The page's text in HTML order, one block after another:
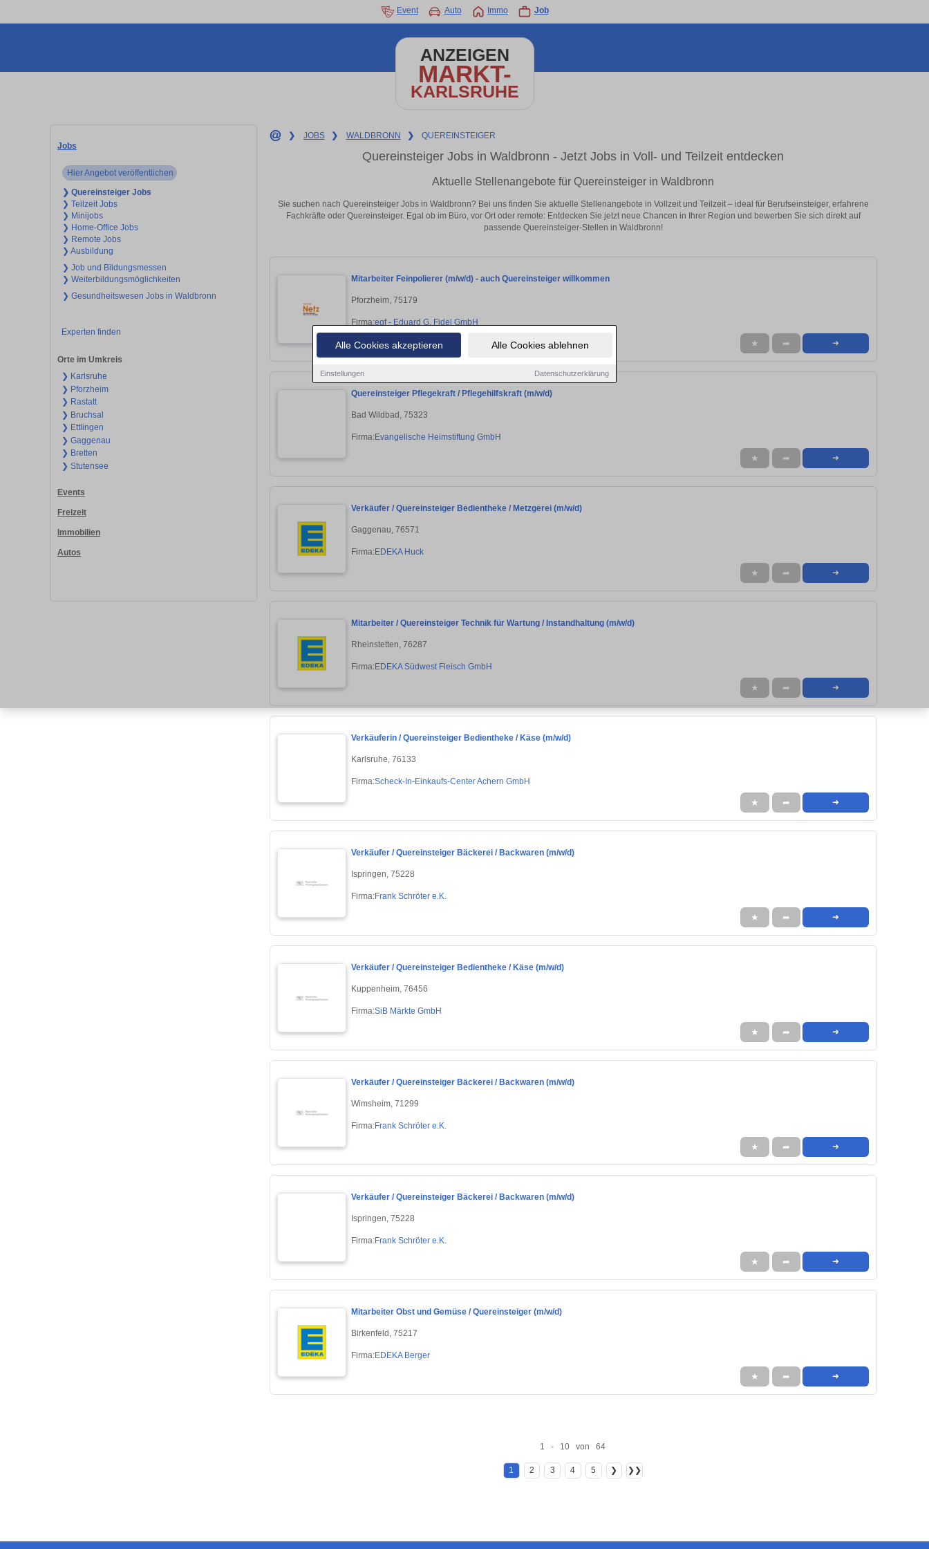
Alle Cookies akzeptieren Alle Cookies ablehnen
Einstellungen Datenschutzerklärung
Event Auto Immo Job
ANZEIGEN
MARKT-
KARLSRUHE
Jobs
Hier Angebot veröffentlichen
❯ Quereinsteiger Jobs
❯ Teilzeit Jobs
❯ Minijobs
❯ Home-Office Jobs
❯ Remote Jobs
❯ Ausbildung
❯ Job und Bildungsmessen
❯ Weiterbildungsmöglichkeiten
❯ Gesundheitswesen Jobs in Waldbronn
Experten finden
Orte im Umkreis
❯ Karlsruhe
❯ Pforzheim
❯ Rastatt
❯ Bruchsal
❯ Ettlingen
❯ Gaggenau
❯ Bretten
❯ Stutensee
Events
Freizeit
Immobilien
Autos
❯ JOBS ❯ WALDBRONN ❯ QUEREINSTEIGER
Quereinsteiger Jobs in Waldbronn - Jetzt Jobs in Voll- und Teilzeit entdecken
Aktuelle Stellenangebote für Quereinsteiger in Waldbronn
Sie suchen nach Quereinsteiger Jobs in Waldbronn? Bei uns finden Sie aktuelle Stellenangebote in Vollzeit und Teilzeit – ideal für Berufseinsteiger, erfahrene
Fachkräfte oder Quereinsteiger. Egal ob im Büro, vor Ort oder remote: Entdecken Sie jetzt neue Chancen in Ihrer Region und bewerben Sie sich direkt auf
passende Quereinsteiger-Stellen in Waldbronn!
Mitarbeiter Feinpolierer (m/w/d) - auch Quereinsteiger willkommen
Pforzheim, 75179
Firma:egf - Eduard G. Fidel GmbH
★ ➦ ➜
Quereinsteiger Pflegekraft / Pflegehilfskraft (m/w/d)
Bad Wildbad, 75323
Firma:Evangelische Heimstiftung GmbH
★ ➦ ➜
Verkäufer / Quereinsteiger Bedientheke / Metzgerei (m/w/d)
Gaggenau, 76571
Firma:EDEKA Huck
★ ➦ ➜
Mitarbeiter / Quereinsteiger Technik für Wartung / Instandhaltung (m/w/d)
Rheinstetten, 76287
Firma:EDEKA Südwest Fleisch GmbH
★ ➦ ➜
Verkäuferin / Quereinsteiger Bedientheke / Käse (m/w/d)
Karlsruhe, 76133
Firma:Scheck-In-Einkaufs-Center Achern GmbH
★ ➦ ➜
Verkäufer / Quereinsteiger Bäckerei / Backwaren (m/w/d)
Ispringen, 75228
Firma:Frank Schröter e.K.
★ ➦ ➜
Verkäufer / Quereinsteiger Bedientheke / Käse (m/w/d)
Kuppenheim, 76456
Firma:SiB Märkte GmbH
★ ➦ ➜
Verkäufer / Quereinsteiger Bäckerei / Backwaren (m/w/d)
Wimsheim, 71299
Firma:Frank Schröter e.K.
★ ➦ ➜
Verkäufer / Quereinsteiger Bäckerei / Backwaren (m/w/d)
Ispringen, 75228
Firma:Frank Schröter e.K.
★ ➦ ➜
Mitarbeiter Obst und Gemüse / Quereinsteiger (m/w/d)
Birkenfeld, 75217
Firma:EDEKA Berger
★ ➦ ➜
1 - 10 von 64
1 2 3 4 5 ❯ ❯❯